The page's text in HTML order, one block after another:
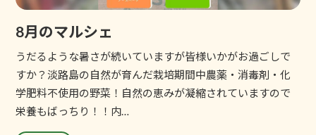
8月のマルシェ
うだるような暑さが続いていますが皆様いかがお過ごしで
すか？淡路島の自然が育んだ栽培期間中農薬・消毒剤・化
学肥料不使用の野菜！自然の恵みが凝縮されていますので
栄養もばっちり！！内…